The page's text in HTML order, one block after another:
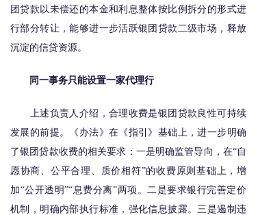
团贷款以未偿还的本金和利息整体按比例拆分的形式进
行部分转让，能够进一步活跃银团贷款二级市场，释放
沉淀的信贷资源。
同一事务只能设置一家代理行
上述负责人介绍，合理收费是银团贷款良性可持续
发展的前提。《办法》在《指引》基础上，进一步明确
了银团贷款收费的相关要求：一是明确监管导向，在“自
愿协商、公平合理、质价相符”的收费原则基础上，增
加“公开透明”“息费分离”两项。二是要求银行完善定价
机制，明确内部执行标准，强化信息披露。三是遏制违